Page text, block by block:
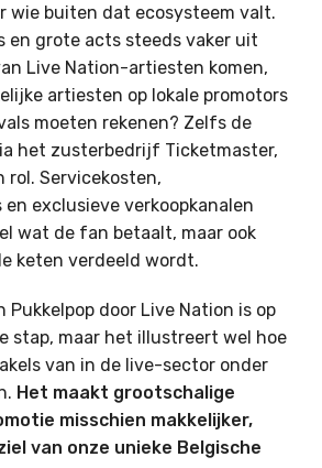
wie buiten dat ecosysteem valt.
en grote acts steeds vaker uit
Live Nation-artiesten komen,
artiesten op lokale promotors
moeten rekenen? Zelfs de
het zusterbedrijf Ticketmaster,
rol. Servicekosten,
exclusieve verkoopkanalen
wat de fan betaalt, maar ook
keten verdeeld wordt.
Pukkelpop door Live Nation is op
stap, maar het illustreert wel hoe
van in de live-sector onder
Het maakt grootschalige
misschien makkelijker,
van onze unieke Belgische